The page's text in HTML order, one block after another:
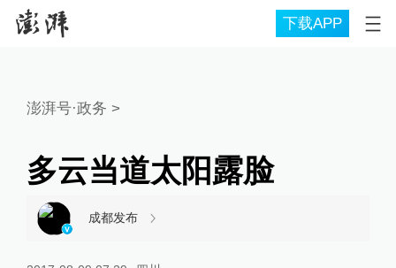
下载APP
澎湃号·政务 >
多云当道太阳露脸
成都发布